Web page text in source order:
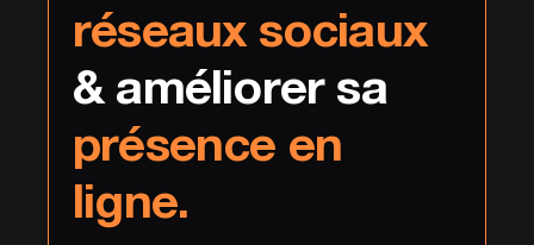
réseaux sociaux
& améliorer sa
présence en
ligne.